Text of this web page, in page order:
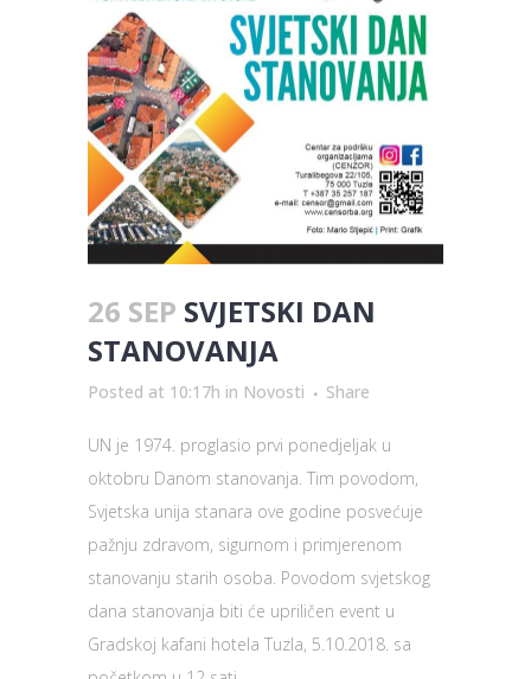
26 SEP SVJETSKI DAN
STANOVANJA
Posted at 10:17h in Novosti Share
UN je 1974. proglasio prvi ponedjeljak u
oktobru Danom stanovanja. Tim povodom,
Svjetska unija stanara ove godine posvećuje
pažnju zdravom, sigurnom i primjerenom
stanovanju starih osoba. Povodom svjetskog
dana stanovanja biti će upriličen event u
Gradskoj kafani hotela Tuzla, 5.10.2018. sa